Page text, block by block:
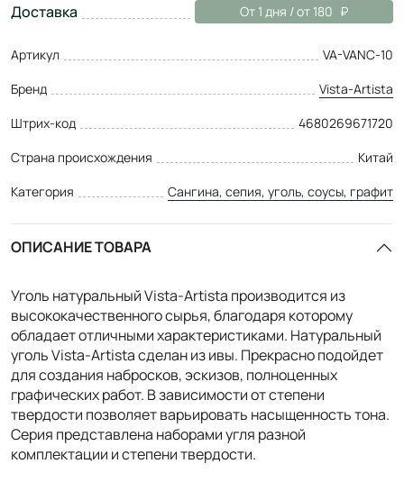
Доставка От 1 дня / от 180
Артикул
VA-VANC-10
Бренд
Vista-Artista
Штрих-код
4680269671720
Страна происхождения
Китай
Категория
Сангина, сепия, уголь, соусы, графит
ОПИСАНИЕ ТОВАРА
Уголь натуральный Vista-Artista производится из
высококачественного сырья, благодаря которому
обладает отличными характеристиками. Натуральный
уголь Vista-Artista сделан из ивы. Прекрасно подойдет
для создания набросков, эскизов, полноценных
графических работ. В зависимости от степени
твердости позволяет варьировать насыщенность тона.
Серия представлена наборами угля разной
комплектации и степени твердости.